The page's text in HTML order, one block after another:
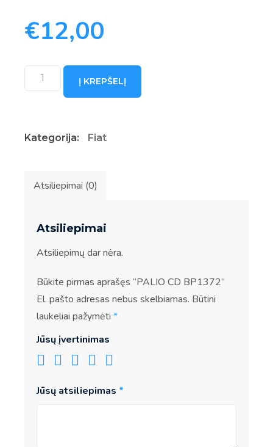
€12,00
produkto
BP1372
Į KREPŠELĮ
Kategorija: Fiat
Atsiliepimai (0)
Atsiliepimai
Atsiliepimų dar nėra.
Būkite pirmas aprašęs “PALIO CD BP1372”
El. pašto adresas nebus skelbiamas. Būtini
laukeliai pažymėti *
Jūsų įvertinimas
Jūsų atsiliepimas *